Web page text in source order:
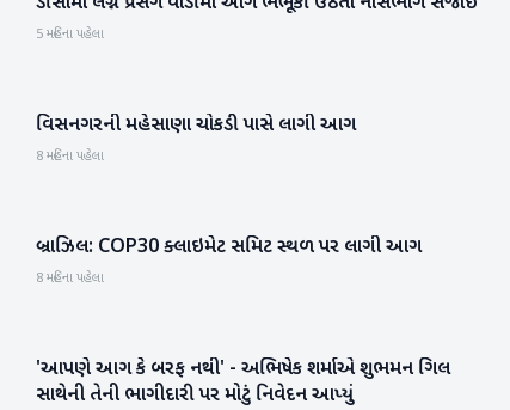
5 મહિના પહેલા
મહેસાણા
વિસનગરની મહેસાણા ચોકડી પાસે લાગી આગ
8 મહિના પહેલા
આંતરરાષ્ટ્રીય
બ્રાઝિલ: COP30 ક્લાઇમેટ સમિટ સ્થળ પર લાગી આગ
8 મહિના પહેલા
રમતગમત
'આપણે આગ કે બરફ નથી' - અભિષેક શર્માએ શુભમન ગિલ
સાથેની તેની ભાગીદારી પર મોટું નિવેદન આપ્યું